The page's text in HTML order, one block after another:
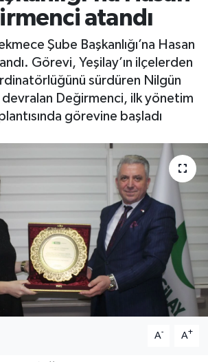
atandı
Şube Başkanlığı’na Hasan
Görevi, Yeşilay’ın ilçelerden
sürdüren Nilgün
devralan Değirmenci, ilk yönetim
görevine başladı
A- A+